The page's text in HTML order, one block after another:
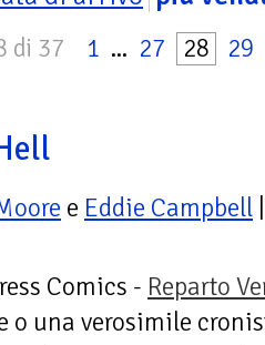
di 37 1 ... 27 28 29
e Eddie Campbell
Comics - Reparto
o una verosimile